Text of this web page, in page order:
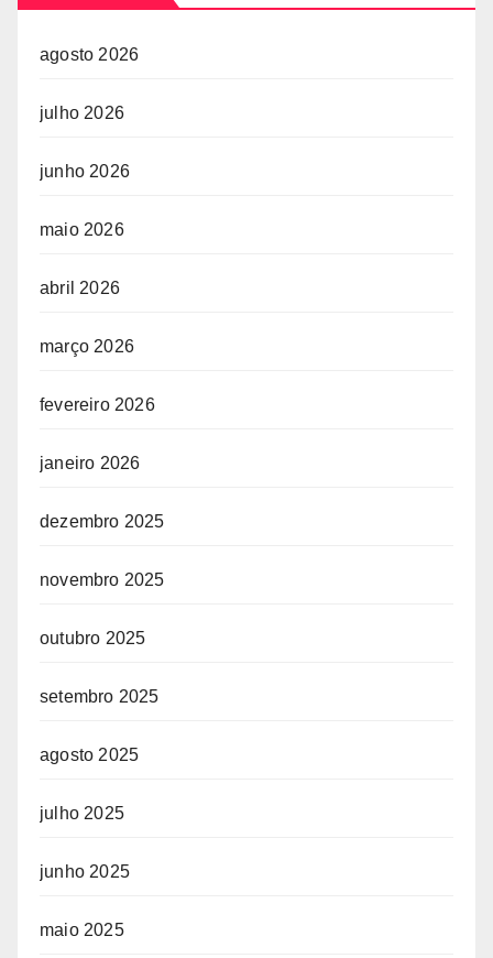
agosto 2026
julho 2026
junho 2026
maio 2026
abril 2026
março 2026
fevereiro 2026
janeiro 2026
dezembro 2025
novembro 2025
outubro 2025
setembro 2025
agosto 2025
julho 2025
junho 2025
maio 2025